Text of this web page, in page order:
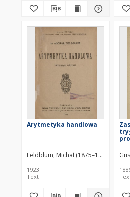
Arytmetyka handlowa
Feldblum, Michał (1875–1925)
1923
Text